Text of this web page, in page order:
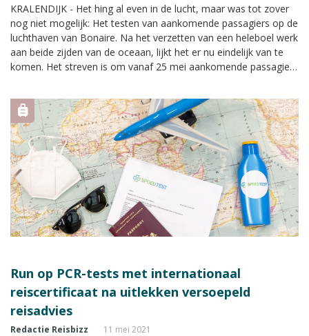
KRALENDIJK - Het hing al even in de lucht, maar was tot zover
nog niet mogelijk: Het testen van aankomende passagiers op de
luchthaven van Bonaire. Na het verzetten van een heleboel werk
aan beide zijden van de oceaan, lijkt het er nu eindelijk van te
komen. Het streven is om vanaf 25 mei aankomende passagiers
Run op PCR-tests met internationaal
reiscertificaat na uitlekken versoepeld
reisadvies
Redactie Reisbizz 11 mei 2021